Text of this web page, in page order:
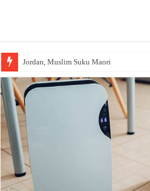
Jordan, Muslim Suku Maori